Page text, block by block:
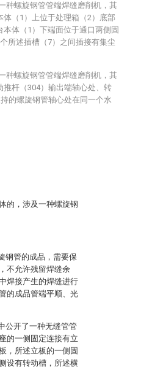
的，涉及一种螺旋钢
钢管的成品，需要保
不允许残留焊缝余
焊接产生的焊缝进行
的成品管端平顺、光
公开了一种无缝管管
的一侧固定连接有立
，所述立板的一侧固
设有转动槽，所述横
种螺旋钢管管端焊缝磨削机，其
（1）上位于处理箱（2）底部
体（1）下端面位于通口两侧固
所述插槽（7）之间插接有集尘
种螺旋钢管管端焊缝磨削机，其
推杆（304）输出端轴心处、转
的螺旋钢管轴心处在同一个水